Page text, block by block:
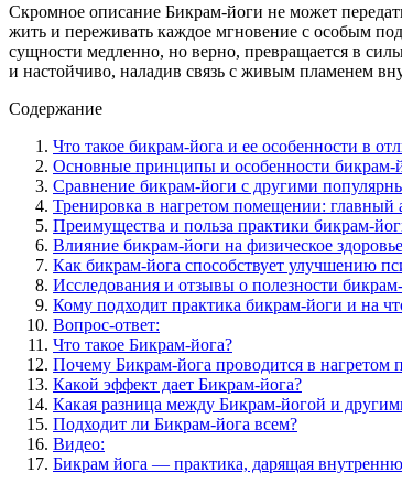
Скромное описание Бикрам-йоги не может
жить и переживать каждое мгновение с особым
сущности медленно, но верно, превращается в
и настойчиво, наладив связь с живым пламенем
Содержание
Что такое бикрам-йога и ее особенности в
Основные принципы и особенности бикрам-
Сравнение бикрам-йоги с другими
Тренировка в нагретом помещении: главный
Преимущества и польза практики бикрам-
Влияние бикрам-йоги на физическое
Как бикрам-йога способствует улучшению
Исследования и отзывы о полезности
Кому подходит практика бикрам-йоги и на
Вопрос-ответ:
Что такое Бикрам-йога?
Почему Бикрам-йога проводится в нагретом
Какой эффект дает Бикрам-йога?
Какая разница между Бикрам-йогой и
Подходит ли Бикрам-йога всем?
Видео:
Бикрам йога — практика, дарящая